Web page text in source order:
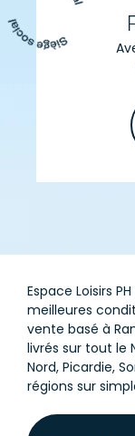
Espace Loisirs
meilleures
vente basé à
livrés sur tout le
Nord, Picardie,
régions sur